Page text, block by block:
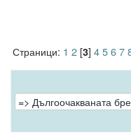
Страници: 1 2[3] 4567